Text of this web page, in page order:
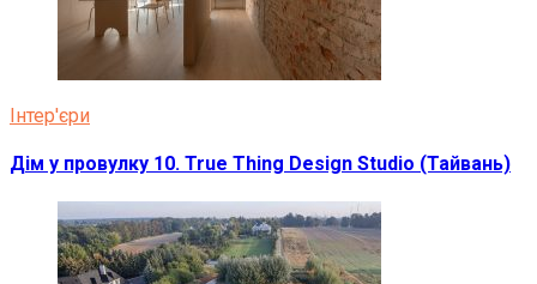
Інтер'єри
Дім у провулку 10. True Thing Design Studio (Тайвань)